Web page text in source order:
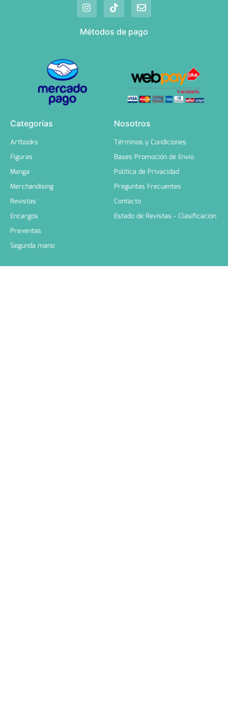
Métodos de pago
Categorías
Artbooks
Figuras
Manga
Merchandising
Revistas
Encargos
Preventas
Segunda mano
Nosotros
Términos y Condiciones
Bases Promoción de Envío
Política de Privacidad
Preguntas Frecuentes
Contacto
Estado de Revistas - Clasificación